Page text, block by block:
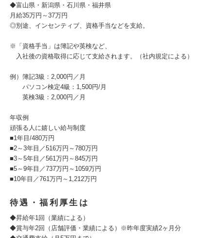
◆富山県・新潟県・石川県・福井県
月給35万円～37万円
◎別途、インセンティブ、資格手当などを支給。
※「資格手当」は簿記や英検など、
入社後の資格取得に応じて支給されます。（社内規定による）
例）簿記3級：2,000円／月
パソコン検定4級：1,500円/月
英検3級：2,000円／月
年収例
頑張る人に嬉しい給与制度
■1年目/480万円
■2～3年目／516万円～780万円
■3～5年目／561万円～845万円
■5～9年目／737万円～1059万円
■10年目／761万円～1,212万円
待遇・福利厚生は
◆昇給年1回（業績による）
◆賞与年2回（店舗評価・業績による）※昨年度実績2ヶ月分